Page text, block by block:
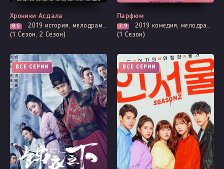
Хроники Асдала
8.5 2019 история, мелодрама, борьба за власть, политика, романтика, фэнтези
(1 Сезон, 2 Сезон)
Парфюм
7.9 2019 комедия, мелодрама, романтика, про призраков, демонов и сверхъестественное, фэнтези
(1 Сезон)
ВСЕ СЕРИИ ВСЕ СЕРИИ